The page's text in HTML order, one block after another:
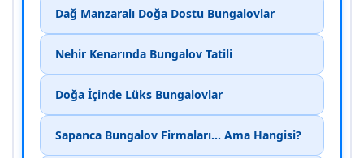
Dağ Manzaralı Doğa Dostu Bungalovlar
Nehir Kenarında Bungalov Tatili
Doğa İçinde Lüks Bungalovlar
Sapanca Bungalov Firmaları... Ama Hangisi?